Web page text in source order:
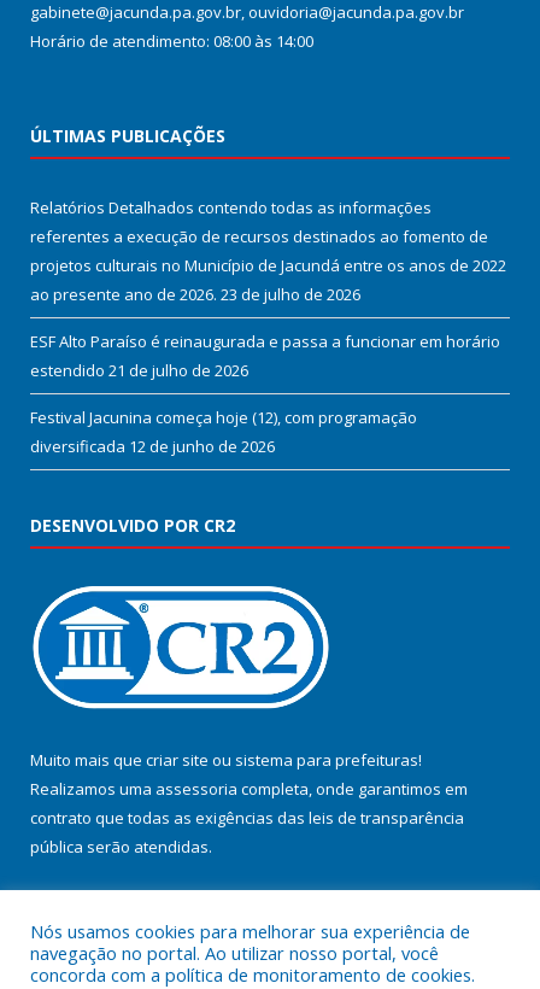
gabinete@jacunda.pa.gov.br, ouvidoria@jacunda.pa.gov.br
Horário de atendimento: 08:00 às 14:00
ÚLTIMAS PUBLICAÇÕES
Relatórios Detalhados contendo todas as informações
referentes a execução de recursos destinados ao fomento de
projetos culturais no Município de Jacundá entre os anos de 2022
ao presente ano de 2026. 23 de julho de 2026
ESF Alto Paraíso é reinaugurada e passa a funcionar em horário
estendido 21 de julho de 2026
Festival Jacunina começa hoje (12), com programação
diversificada 12 de junho de 2026
DESENVOLVIDO POR CR2
Muito mais que criar site ou sistema para prefeituras!
Realizamos uma assessoria completa, onde garantimos em
contrato que todas as exigências das leis de transparência
pública serão atendidas.
Nós usamos cookies para melhorar sua experiência de
navegação no portal. Ao utilizar nosso portal, você
concorda com a política de monitoramento de cookies.